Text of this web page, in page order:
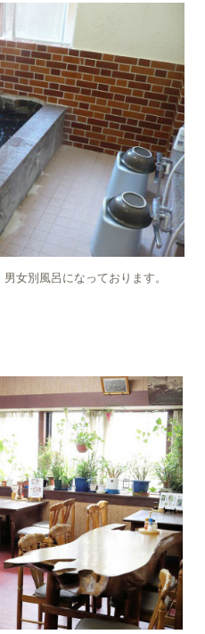
男女別風呂になっております。